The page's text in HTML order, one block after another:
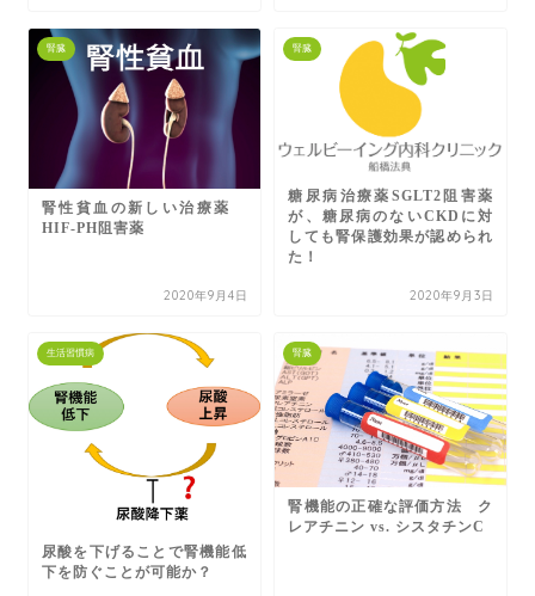
腎臓
腎性貧血の新しい治療薬
HIF-PH阻害薬
2020年9月4日
腎臓
糖尿病治療薬SGLT2阻害薬
が、糖尿病のないCKDに対
しても腎保護効果が認められ
た！
2020年9月3日
生活習慣病
尿酸を下げることで腎機能低
下を防ぐことが可能か？
腎臓
腎機能の正確な評価方法 ク
レアチニン vs. シスタチンC